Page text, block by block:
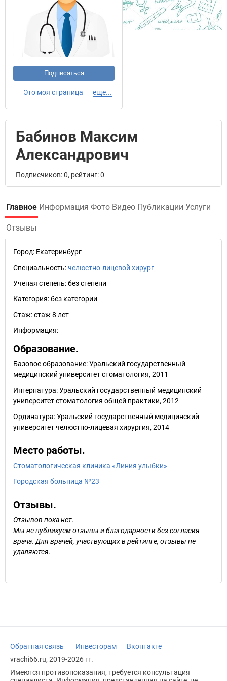
Подписаться
Это моя страница еще...
Бабинов Максим
Александрович
Подписчиков: 0, рейтинг: 0
Главное Информация Фото Видео Публикации Услуги
Отзывы
Город: Екатеринбург
Специальность:челюстно-лицевой хирург
Ученая степень:без степени
Категория:без категории
Стаж:стаж 8 лет
Информация:
Образование.
Базовое образование: Уральский государственный
медицинский университет стоматология, 2011
Интернатура: Уральский государственный медицинский
университет стоматология общей практики, 2012
Ординатура: Уральский государственный медицинский
университет челюстно-лицевая хирургия, 2014
Место работы.
Стоматологическая клиника «Линия улыбки»
Городская больница №23
Отзывы.
Отзывов пока нет.
Мы не публикуем отзывы и благодарности без согласия
врача. Для врачей, участвующих в рейтинге, отзывы не
удаляются.
Обратная связь Инвесторам
Вконтакте
vrachi66.ru, 2019-2026 гг.
Имеются противопоказания, требуется консультация